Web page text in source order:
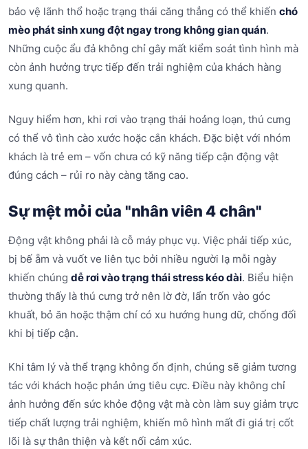
bảo vệ lãnh thổ hoặc trạng thái căng thẳng có thể khiến chó
mèo phát sinh xung đột ngay trong không gian quán.
Những cuộc ẩu đả không chỉ gây mất kiểm soát tình hình mà
còn ảnh hưởng trực tiếp đến trải nghiệm của khách hàng
xung quanh.
Nguy hiểm hơn, khi rơi vào trạng thái hoảng loạn, thú cưng
có thể vô tình cào xước hoặc cắn khách. Đặc biệt với nhóm
khách là trẻ em – vốn chưa có kỹ năng tiếp cận động vật
đúng cách – rủi ro này càng tăng cao.
Sự mệt mỏi của "nhân viên 4 chân"
Động vật không phải là cỗ máy phục vụ. Việc phải tiếp xúc,
bị bế ẵm và vuốt ve liên tục bởi nhiều người lạ mỗi ngày
khiến chúng dễ rơi vào trạng thái stress kéo dài. Biểu hiện
thường thấy là thú cưng trở nên lờ đờ, lẩn trốn vào góc
khuất, bỏ ăn hoặc thậm chí có xu hướng hung dữ, chống đối
khi bị tiếp cận.
Khi tâm lý và thể trạng không ổn định, chúng sẽ giảm tương
tác với khách hoặc phản ứng tiêu cực. Điều này không chỉ
ảnh hưởng đến sức khỏe động vật mà còn làm suy giảm trực
tiếp chất lượng trải nghiệm, khiến mô hình mất đi giá trị cốt
lõi là sự thân thiện và kết nối cảm xúc.